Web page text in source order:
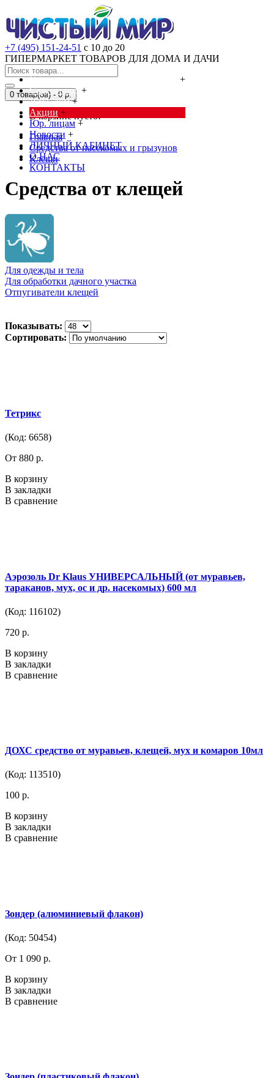
+7 (495) 151-24-51 с 10 до 20
ГИПЕРМАРКЕТ ТОВАРОВ ДЛЯ ДОМА И ДАЧИ
Cредства от насекомых и грызунов
+
Сад, огород +
Дача, дом +
Акции +
Юр. лицам +
Новости +
ЛИЧНЫЙ КАБИНЕТ
О НАС
КОНТАКТЫ
0 товар(ов) - 0 р.
В корзине пусто!
Главная
Cредства от насекомых и грызунов
Клещи
Средства от клещей
Для одежды и тела
Для обработки дачного участка
Отпугиватели клещей
Показывать:
Сортировать:
Тетрикс
(Код: 6658)
От 880 р.
В корзину
В закладки
В сравнение
Аэрозоль Dr Klaus УНИВЕРСАЛЬНЫЙ (от муравьев,
тараканов, мух, ос и др. насекомых) 600 мл
(Код: 116102)
720 р.
В корзину
В закладки
В сравнение
ДОХС средство от муравьев, клещей, мух и комаров 10мл
(Код: 113510)
100 р.
В корзину
В закладки
В сравнение
Зондер (алюминиевый флакон)
(Код: 50454)
От 1 090 р.
В корзину
В закладки
В сравнение